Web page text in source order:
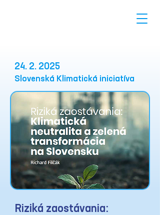
24. 2. 2025
Slovenská Klimatická iniciatíva
Riziká zaostávania: